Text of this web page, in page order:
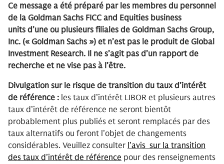
Ce message a été préparé par les membres du personnel
de la Goldman Sachs FICC and Equities business
units d’une ou plusieurs filiales de Goldman Sachs Group,
Inc. (« Goldman Sachs ») et n’est pas le produit de Global
Investment Research. Il ne s’agit pas d’un rapport de
recherche et ne vise pas à l’être.
Divulgation sur le risque de transition du taux d’intérêt
de référence : les taux d’intérêt LIBOR et plusieurs autres
taux d’intérêt de référence ne seront bientôt
probablement plus publiés et seront remplacés par des
taux alternatifs ou feront l’objet de changements
considérables. Veuillez consulter l’avis sur la transition
des taux d’intérêt de référence pour des renseignements